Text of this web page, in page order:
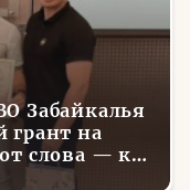
Забайкалья
грант на
слова — к